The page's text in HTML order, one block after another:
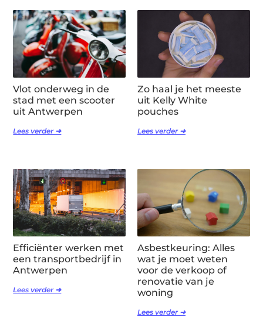
Vlot onderweg in de
stad met een scooter
uit Antwerpen
Lees verder ➜
Zo haal je het meeste
uit Kelly White
pouches
Lees verder ➜
Efficiënter werken met
een transportbedrijf in
Antwerpen
Lees verder ➜
Asbestkeuring: Alles
wat je moet weten
voor de verkoop of
renovatie van je
woning
Lees verder ➜